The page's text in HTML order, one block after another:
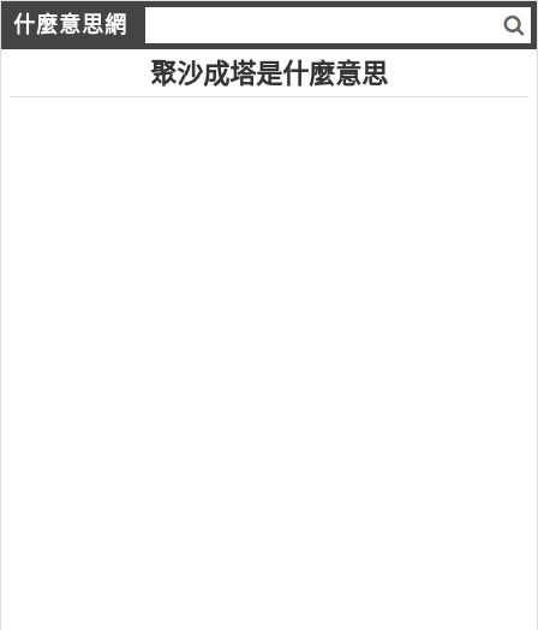
什麼意思網
聚沙成塔是什麼意思